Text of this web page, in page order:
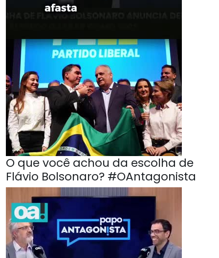
O que você achou da escolha de
Flávio Bolsonaro? #OAntagonista